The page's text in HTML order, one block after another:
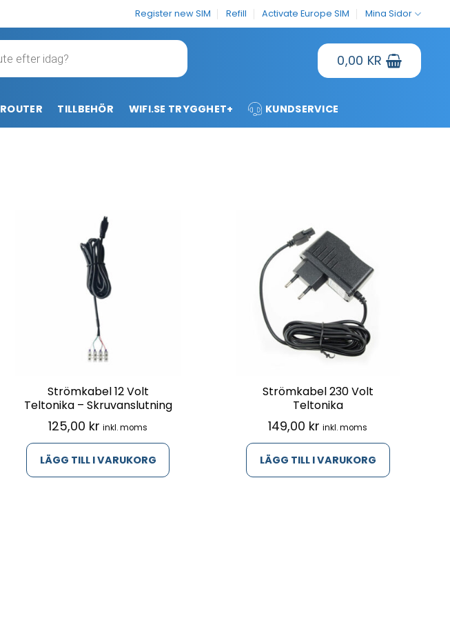
Register new SIM Refill Activate Europe SIM Mina Sidor
0,00 KR
ROUTER TILLBEHÖR WIFI.SE TRYGGHET+ KUNDSERVICE
Strömkabel 12 Volt
Teltonika – Skruvanslutning
125,00 kr inkl. moms
LÄGG TILL I VARUKORG
Strömkabel 230 Volt
Teltonika
149,00 kr inkl. moms
LÄGG TILL I VARUKORG